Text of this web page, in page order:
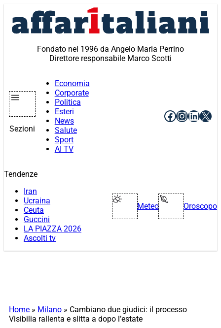
contenuto
Fondato nel 1996 da Angelo Maria Perrino
Direttore responsabile Marco Scotti
Sezioni
Economia
Corporate
Politica
Esteri
News
Salute
Sport
AI TV
Facebook
X
Tendenze
Iran
Ucraina
Ceuta
Guccini
LA PIAZZA 2026
Ascolti tv
Meteo Oroscopo
Home » Milano » Cambiano due giudici: il processo
Visibilia rallenta e slitta a dopo l’estate